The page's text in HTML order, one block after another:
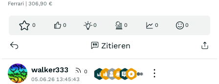
Ferrari | 306,90 €
0 0 0 0 0 0
Zitieren
walker333
0
05.06.26 13:45:43